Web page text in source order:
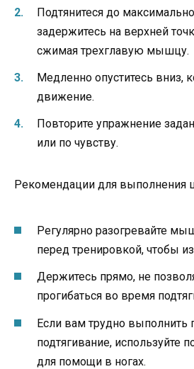
Подтянитеся до
задержитесь на верхней
сжимая трехглавую мышцу.
Медленно опуститесь вниз,
движение.
Повторите упражнение
или по чувству.
Рекомендации для выполнения
Регулярно разогревайте
перед тренировкой, чтобы
Держитесь прямо, не
прогибаться во время
Если вам трудно выполнить
подтягивание, используйте
для помощи в ногах.